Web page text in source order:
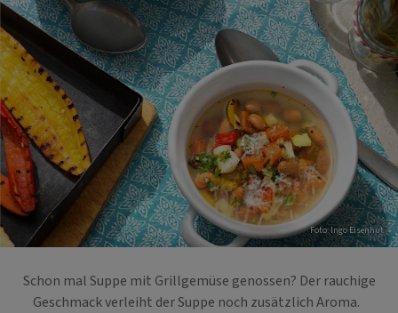
Foto: Ingo Eisenhut
Schon mal Suppe mit Grillgemüse genossen? Der rauchige
Geschmack verleiht der Suppe noch zusätzlich Aroma.